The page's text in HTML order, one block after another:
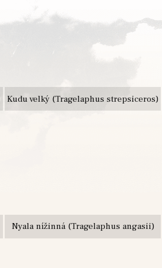
Kudu velký (Tragelaphus strepsiceros)
Nyala nížinná (Tragelaphus angasii)